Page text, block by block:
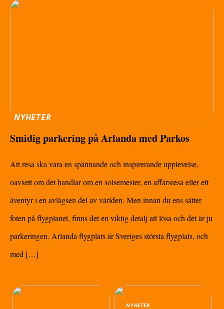
NYHETER
Smidig parkering på Arlanda med Parkos
Att resa ska vara en spännande och inspirerande upplevelse,
oavsett om det handlar om en solsemester, en affärsresa eller ett
äventyr i en avlägsen del av världen. Men innan du ens sätter
foten på flygplanet, finns det en viktig detalj att lösa och det är ju
parkeringen. Arlanda flygplats är Sveriges största flygplats, och
med […]
NYHETER